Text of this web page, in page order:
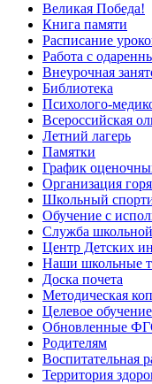
Великая Победа!
Книга памяти
Расписание
Работа с
Внеурочная
Библиотека
Психолого-
Всероссийская
Летний лагерь
Памятки
График
Организация
Школьный
Обучение с
Служба
Центр Детских
Наши школьные
Доска почета
Методическая
Целевое обучение
Обновленные
Родителям
Воспитательная
Территория